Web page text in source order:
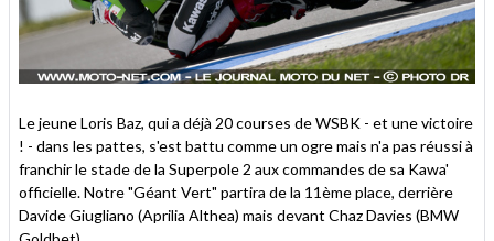
Le jeune Loris Baz, qui a déjà 20 courses de WSBK - et une victoire
! - dans les pattes, s'est battu comme un ogre mais n'a pas réussi à
franchir le stade de la Superpole 2 aux commandes de sa Kawa'
officielle. Notre "Géant Vert" partira de la 11ème place, derrière
Davide Giugliano (Aprilia Althea) mais devant Chaz Davies (BMW